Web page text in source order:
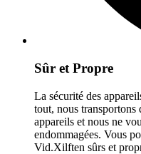
Sûr et Propre
La sécurité des
tout, nous transportons
appareils et nous ne
endommagées. Vous
Vid.Xilften sûrs et